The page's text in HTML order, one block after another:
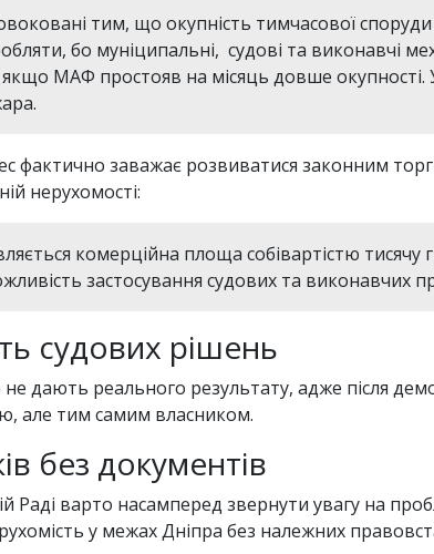
тим, що окупність тимчасової
бо муніципальні, судові та виконавчі
якщо МАФ простояв на місяць довше
фактично заважає розвиватися законним
нерухомості:
комерційна площа собівартістю
застосування судових та виконавчих
судових рішень
не дають реального результату, адже після
але тим самим власником.
без документів
Раді варто насамперед звернути увагу на
у межах Дніпра без належних